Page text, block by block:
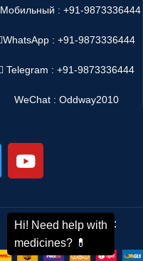
Мобильный : +91-9873336444
WhatsApp :+91-9873336444
Telegram : +91-9873336444
WeChat : Oddway2010
Система доставки: